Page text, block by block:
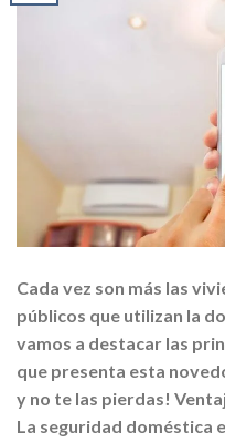
Cada vez son más las
públicos que utilizan la
vamos a destacar las
que presenta esta
y no te las pierdas!
La seguridad doméstica